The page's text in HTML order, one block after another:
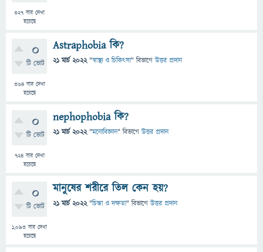
327 বার দেখা
হয়েছে
0
টি ভোট
364বার দেখা
হয়েছে
Astraphobia কি?
21 মার্চ 2022 "স্বাস্থ্য ও চিকিৎসা" বিভাগে উত্তর প্রদান
0
টি ভোট
724বার দেখা
হয়েছে
nephophobia কি?
21 মার্চ 2022 "মনোবিজ্ঞান" বিভাগে উত্তর প্রদান
0
টি ভোট
1,093 বার দেখা
হয়েছে
মানুষের শরীরে তিল কেন হয়?
21 মার্চ 2022 "চিন্তা ও দক্ষতা" বিভাগে উত্তর প্রদান